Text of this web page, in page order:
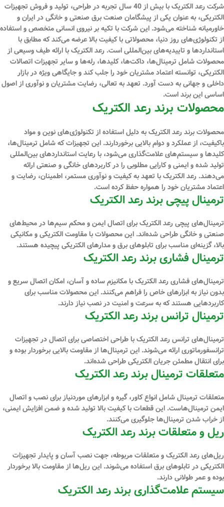
شرکت رعد الکتریک با بیش از 40 سال تجربه در طراحی، تولید و فروش تجهیزات
الکتریکی، به عنوان یکی از پیشگامان صنعت برق صنعتی و خانگی در ایران و
خاورمیانه شناخته می‌شود. این شرکت با تکیه بر نیروی انسانی متخصص و استفاده
از تکنولوژی‌های روز دنیا، محصولاتی با کیفیت بالا عرضه می‌کند که مطابق با
استانداردها و تاییدیه‌های بین‌المللی است. رعد الکتریک با ارائه طیف وسیعی از
محصولات شامل ترمینال‌ها، داکت‌ها، کلیدها، رله‌ها و سایر تجهیزات اتصالات
الکتریکی، توانسته اعتماد مشتریان خود را جلب کند و جایگاهی ویژه در بازار
داخلی و جهانی به دست آورد. تعهد به تعالی، رضایت مشتریان و نوآوری از اصول
اساسی این برند است.
محصولات برند رعد الکتریک
محصولات برند رعد الکتریک به دلیل استفاده از تکنولوژی‌های نوین و مواد
باکیفیت، از عملکرد و دوام بالایی برخوردارند. این تجهیزات که شامل ترمینال‌ها،
کلیدها و سیستم‌های علامت‌گذاری می‌شود، با رعایت استانداردهای بین‌المللی
تولید شده و ایمنی و کارایی مطلوبی را در کاربردهای خانگی و صنعتی ارائه
می‌دهند. رعد الکتریک با تعهد به کیفیت و نوآوری مستمر، اطمینان، رضایت و
اعتماد مشتریان خود را همواره حفظ کرده است.
ترمینال پیچی برند رعد الکتریک
ترمینال‌های پیچی رعد الکتریک برای اتصال ایمن و محکم سیم‌ها در محیط‌های
صنعتی و خانگی طراحی شده‌اند. این محصولات با مقاومت الکتریکی و مکانیکی
بالا، گزینه‌ای مناسب برای تابلوهای برق و مدارهای الکتریکی پیچیده هستند.
ترمینال فشاری برند رعد الکتریک
ترمینال‌های فشاری رعد الکتریک با مکانیزم ساده و آسان، امکان اتصال سریع و
بدون نیاز به ابزارهای خاص را فراهم می‌کنند. این محصولات مناسب برای
کاربردهایی هستند که به سرعت و امنیت در نصب نیاز دارند.
ترمینال ترانس برند رعد الکتریک
ترمینال‌های ترانس رعد الکتریک با طراحی اختصاصی برای اتصال در تجهیزات
ترانسفورماتوری ارائه می‌شوند. این ترمینال‌ها از مقاومت بالایی برخوردار بوده و
برای انتقال مطمئن جریان الکتریکی طراحی شده‌اند.
متعلقات ترمینال برند رعد الکتریک
متعلقات ترمینال شامل انواع کاور، گیره و ابزارهای موردنیاز برای نصب و اتصال
ایمن ترمینال‌هاست. این قطعات با کیفیت بالا تولید شده و ضمن افزایش ایمنی،
از خراب شدن ترمینال‌ها جلوگیری می‌کنند.
ریل و متعلقات برند رعد الکتریک
ریل‌های رعد الکتریک و متعلقات مربوطه، جهت نصب آسان و پایدار تجهیزات
الکتریکی در تابلوهای برق استفاده می‌شوند. این ریل‌ها از مقاومت بالا برخوردار
بوده و عمر طولانی دارند.
سیستم علامت‌گذاری برند رعد الکتریک